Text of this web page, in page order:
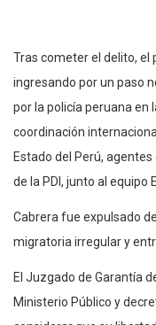
Tras cometer el delito, el
ingresando por un paso
por la policía peruana en
coordinación
Estado del Perú,
de la PDI, junto al equipo
Cabrera fue expulsado
migratoria irregular y
El Juzgado de Garantía
Ministerio Público y